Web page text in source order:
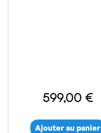
599,00 €
Ajouter au panier